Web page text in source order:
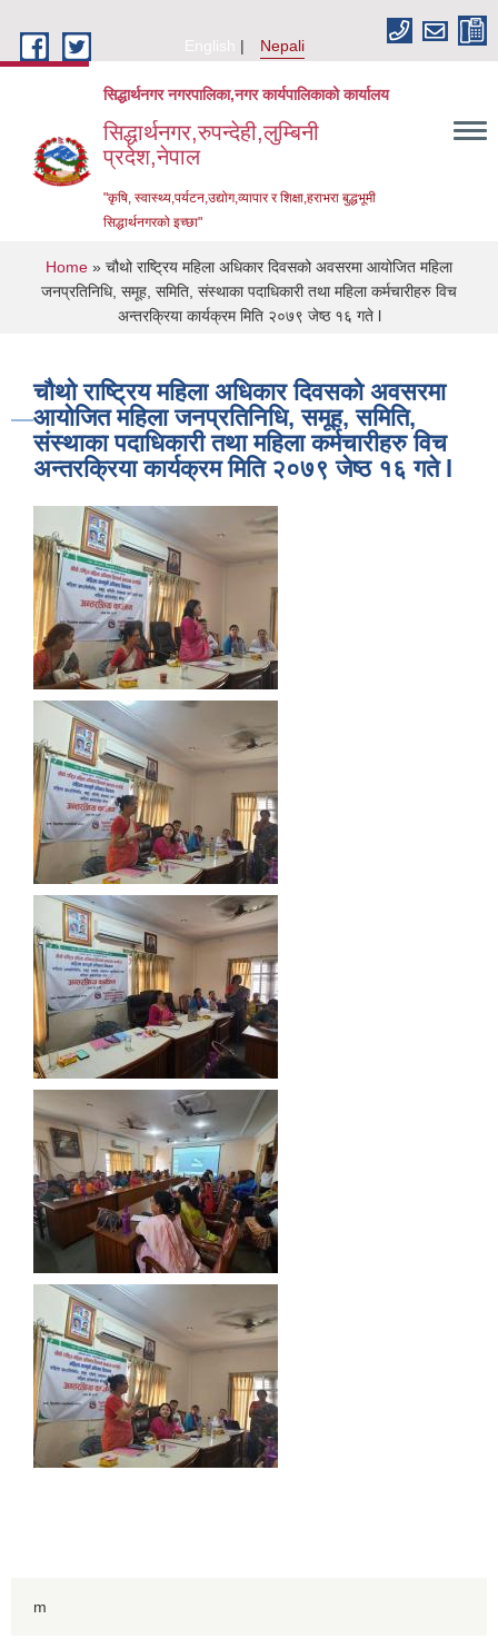
English
Nepali
सिद्धार्थनगर नगरपालिका,नगर कार्यपालिकाको कार्यालय
सिद्धार्थनगर,रुपन्देही,लुम्बिनी
प्रदेश,नेपाल
"कृषि, स्वास्थ्य,पर्यटन,उद्योग,व्यापार र शिक्षा,हराभरा बुद्धभूमी
सिद्धार्थनगरको इच्छा"
You are here
Home » चौथो राष्ट्रिय महिला अधिकार दिवसको अवसरमा आयोजित महिला
जनप्रतिनिधि, समूह, समिति, संस्थाका पदाधिकारी तथा महिला कर्मचारीहरु विच
अन्तरक्रिया कार्यक्रम मिति २०७९ जेष्ठ १६ गते l
चौथो राष्ट्रिय महिला अधिकार दिवसको अवसरमा
आयोजित महिला जनप्रतिनिधि, समूह, समिति,
संस्थाका पदाधिकारी तथा महिला कर्मचारीहरु विच
अन्तरक्रिया कार्यक्रम मिति २०७९ जेष्ठ १६ गते l
m